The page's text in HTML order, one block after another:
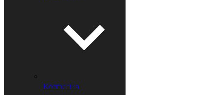
Kozmetika